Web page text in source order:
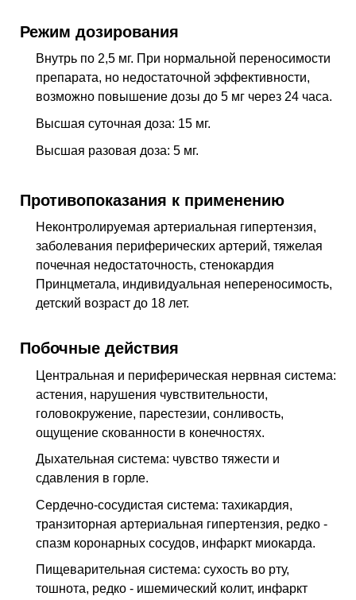
Режим дозирования
Внутрь по 2,5 мг. При нормальной переносимости
препарата, но недостаточной эффективности,
возможно повышение дозы до 5 мг через 24 часа.
Высшая суточная доза: 15 мг.
Высшая разовая доза: 5 мг.
Противопоказания к применению
Неконтролируемая артериальная гипертензия,
заболевания периферических артерий, тяжелая
почечная недостаточность, стенокардия
Принцметала, индивидуальная непереносимость,
детский возраст до 18 лет.
Побочные действия
Центральная и периферическая нервная система:
астения, нарушения чувствительности,
головокружение, парестезии, сонливость,
ощущение скованности в конечностях.
Дыхательная система: чувство тяжести и
сдавления в горле.
Сердечно-сосудистая система: тахикардия,
транзиторная артериальная гипертензия, редко -
спазм коронарных сосудов, инфаркт миокарда.
Пищеварительная система: сухость во рту,
тошнота, редко - ишемический колит, инфаркт